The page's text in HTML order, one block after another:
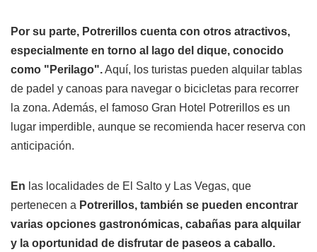
Por su parte, Potrerillos cuenta con otros atractivos,
especialmente en torno al lago del dique, conocido
como "Perilago".Aquí, los turistas pueden alquilar tablas
de padel y canoas para navegar o bicicletas para recorrer
la zona. Además, el famoso Gran Hotel Potrerillos es un
lugar imperdible, aunque se recomienda hacer reserva con
anticipación.
En las localidades de El Salto y Las Vegas, que
pertenecen a Potrerillos, también se pueden encontrar
varias opciones gastronómicas, cabañas para alquilar
y la oportunidad de disfrutar de paseos a caballo.